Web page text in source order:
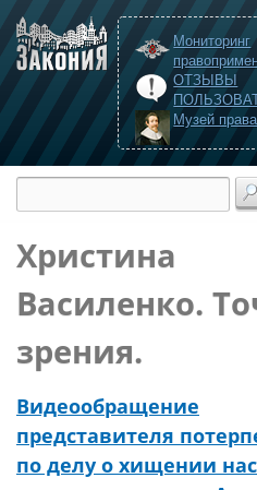
Мониторинг
ОТЗЫВЫ
Музей права
Христина
Василенко.
зрения.
Видеообращение
представителя
по делу о хищении